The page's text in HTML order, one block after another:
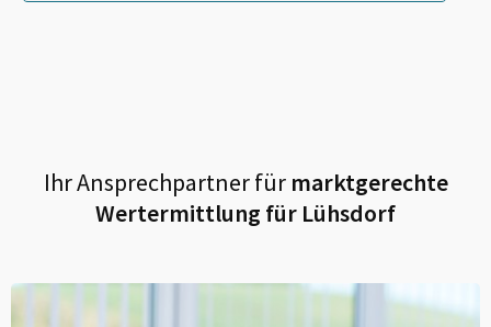
Ihr Ansprechpartner fürmarktgerechte
Wertermittlung für Lühsdorf